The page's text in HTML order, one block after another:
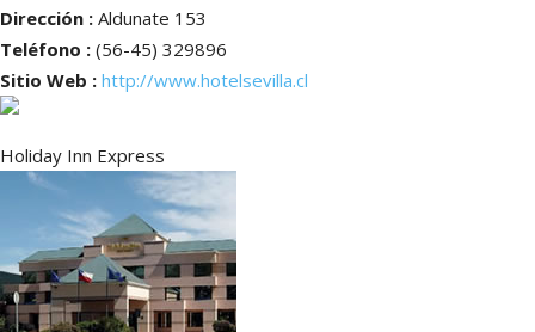
Dirección : Aldunate 153
Teléfono : (56-45) 329896
Sitio Web : http://www.hotelsevilla.cl
Holiday Inn Express